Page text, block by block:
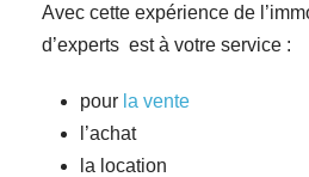
Avec cette expérience de
d’experts est à votre service :
pour la vente
l’achat
la location